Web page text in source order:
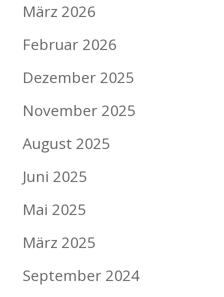
März 2026
Februar 2026
Dezember 2025
November 2025
August 2025
Juni 2025
Mai 2025
März 2025
September 2024